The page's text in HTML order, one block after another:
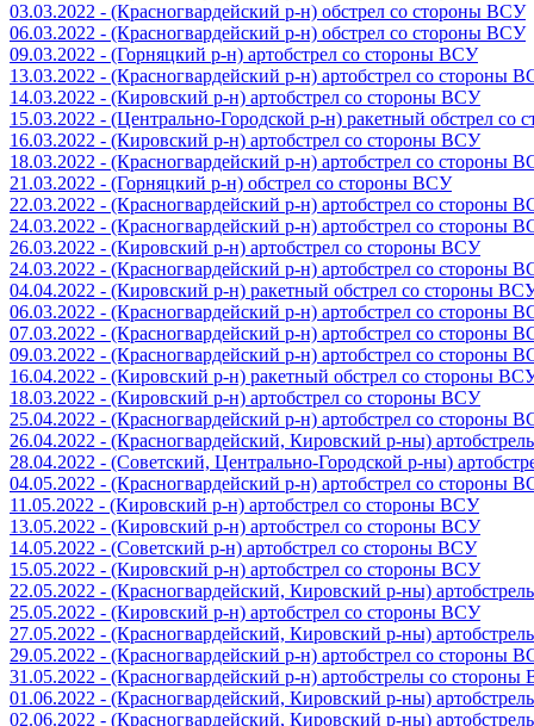
03.03.2022 - (Красногвардейский р-н) обстрел со стороны ВСУ
06.03.2022 - (Красногвардейский р-н) обстрел со стороны ВСУ
09.03.2022 - (Горняцкий р-н) артобстрел со стороны ВСУ
13.03.2022 - (Красногвардейский р-н) артобстрел со стороны
14.03.2022 - (Кировский р-н) артобстрел со стороны ВСУ
15.03.2022 - (Центрально-Городской р-н) ракетный обстрел со
16.03.2022 - (Кировский р-н) артобстрел со стороны ВСУ
18.03.2022 - (Красногвардейский р-н) артобстрел со стороны
21.03.2022 - (Горняцкий р-н) обстрел со стороны ВСУ
22.03.2022 - (Красногвардейский р-н) артобстрел со стороны
24.03.2022 - (Красногвардейский р-н) артобстрел со стороны
26.03.2022 - (Кировский р-н) артобстрел со стороны ВСУ
24.03.2022 - (Красногвардейский р-н) артобстрел со стороны
04.04.2022 - (Кировский р-н) ракетный обстрел со стороны
06.03.2022 - (Красногвардейский р-н) артобстрел со стороны
07.03.2022 - (Красногвардейский р-н) артобстрел со стороны
09.03.2022 - (Красногвардейский р-н) артобстрел со стороны
16.04.2022 - (Кировский р-н) ракетный обстрел со стороны
18.03.2022 - (Кировский р-н) артобстрел со стороны ВСУ
25.04.2022 - (Красногвардейский р-н) артобстрел со стороны
26.04.2022 - (Красногвардейский, Кировский р-ны)
28.04.2022 - (Советский, Центрально-Городской р-ны)
04.05.2022 - (Красногвардейский р-н) артобстрел со стороны
11.05.2022 - (Кировский р-н) артобстрел со стороны ВСУ
13.05.2022 - (Кировский р-н) артобстрел со стороны ВСУ
14.05.2022 - (Советский р-н) артобстрел со стороны ВСУ
15.05.2022 - (Кировский р-н) артобстрел со стороны ВСУ
22.05.2022 - (Красногвардейский, Кировский р-ны)
25.05.2022 - (Кировский р-н) артобстрел со стороны ВСУ
27.05.2022 - (Красногвардейский, Кировский р-ны)
29.05.2022 - (Красногвардейский р-н) артобстрел со стороны
31.05.2022 - (Красногвардейский р-н) артобстрелы со
01.06.2022 - (Красногвардейский, Кировский р-ны)
02.06.2022 - (Красногвардейский, Кировский р-ны)